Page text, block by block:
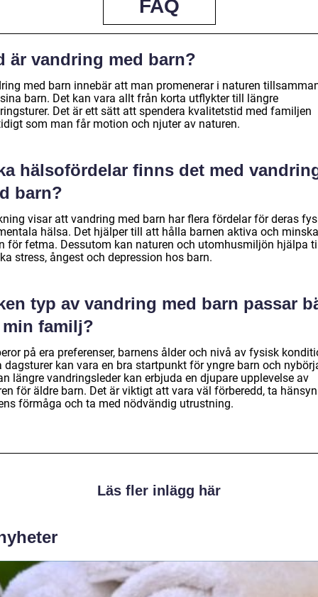
FAQ
är vandring med barn?
med barn innebär att man promenerar i naturen
barn. Det kan vara allt från korta utflykter till längre
Det är ett sätt att spendera kvalitetstid med familjen
som man får motion och njuter av naturen.
hälsofördelar finns det med
barn?
visar att vandring med barn har flera fördelar för deras
hälsa. Det hjälper till att hålla barnen aktiva och minska
för fetma. Dessutom kan naturen och utomhusmiljön hjälpa
stress, ångest och depression hos barn.
typ av vandring med barn passar
familj?
på era preferenser, barnens ålder och nivå av fysisk
dagsturer kan vara en bra startpunkt för yngre barn och
längre vandringsleder kan erbjuda en djupare upplevelse av
för äldre barn. Det är viktigt att vara väl förberedd, ta
förmåga och ta med nödvändig utrustning.
Läs fler inlägg här